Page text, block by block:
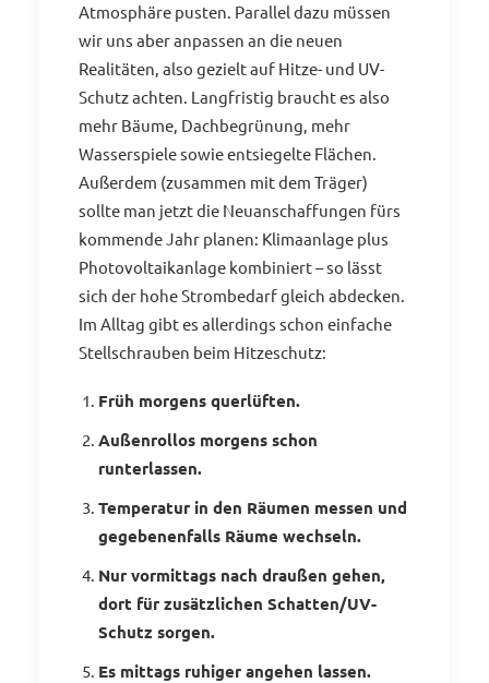
Atmosphäre pusten. Parallel dazu müssen
wir uns aber anpassen an die neuen
Realitäten, also gezielt auf Hitze- und UV-
Schutz achten. Langfristig braucht es also
mehr Bäume, Dachbegrünung, mehr
Wasserspiele sowie entsiegelte Flächen.
Außerdem (zusammen mit dem Träger)
sollte man jetzt die Neuanschaffungen fürs
kommende Jahr planen: Klimaanlage plus
Photovoltaikanlage kombiniert – so lässt
sich der hohe Strombedarf gleich abdecken.
Im Alltag gibt es allerdings schon einfache
Stellschrauben beim Hitzeschutz:
Früh morgens querlüften.
Außenrollos morgens schon
runterlassen.
Temperatur in den Räumen messen und
gegebenenfalls Räume wechseln.
Nur vormittags nach draußen gehen,
dort für zusätzlichen Schatten/UV-
Schutz sorgen.
Es mittags ruhiger angehen lassen.